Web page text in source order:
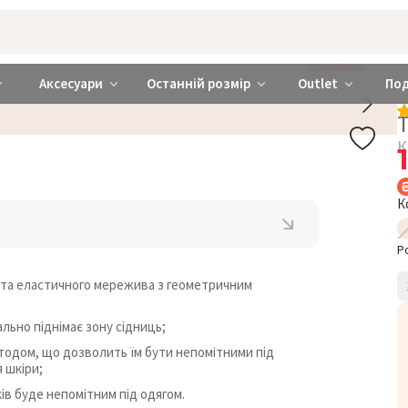
Аксесуари Останній розмір Outlet
ДОДАЙ БРА
еластичного мережива з геометричним
піднімає зону сідниць;
що дозволить їм бути непомітними під
шкіри;
буде непомітним під одягом.